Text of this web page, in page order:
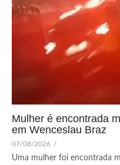
Mulher é encontrada
em Wenceslau Braz
07/08/2026 /
Uma mulher foi encontrada